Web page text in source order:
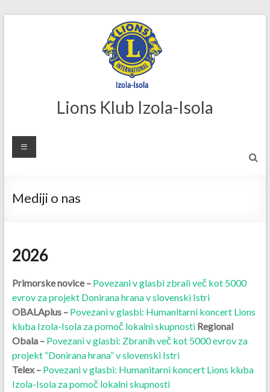
Lions Klub Izola-Isola
Mediji o nas
2026
Primorske novice – Povezani v glasbi zbrali več kot 5000
evrov za projekt Donirana hrana v slovenski Istri
OBALAplus – Povezani v glasbi: Humanitarni koncert Lions
kluba Izola-Isola za pomoč lokalni skupnosti Regional
Obala – Povezani v glasbi: Zbranih več kot 5000 evrov za
projekt “Donirana hrana” v slovenski Istri
Telex – Povezani v glasbi: Humanitarni koncert Lions kluba
Izola-Isola za pomoč lokalni skupnosti